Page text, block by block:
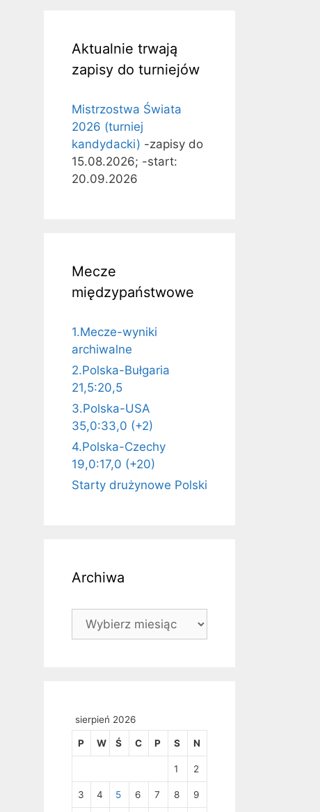
Aktualnie trwają
zapisy do turniejów
Mistrzostwa Świata
2026 (turniej
kandydacki) -zapisy do
15.08.2026; -start:
20.09.2026
Mecze
międzypaństwowe
1.Mecze-wyniki
archiwalne
2.Polska-Bułgaria
21,5:20,5
3.Polska-USA
35,0:33,0 (+2)
4.Polska-Czechy
19,0:17,0 (+20)
Starty drużynowe Polski
Archiwa
Archiwa
sierpień 2026
P W Ś C P S N
1 2
3 4 5 6 7 8 9